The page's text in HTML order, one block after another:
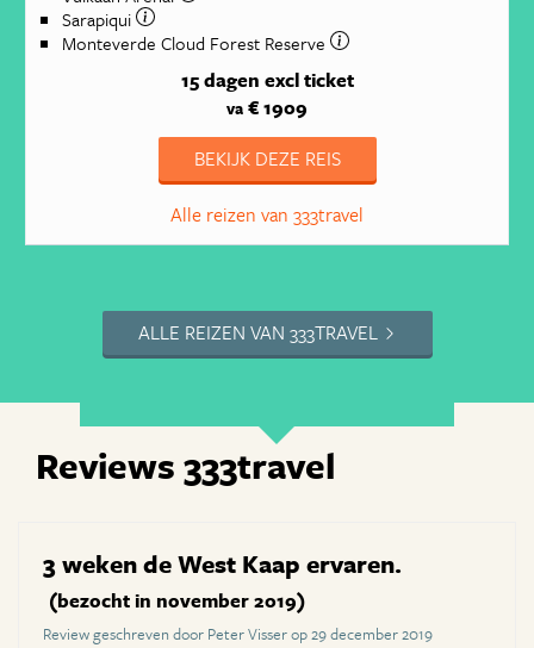
Sarapiqui
Monteverde Cloud Forest Reserve
15 dagen excl ticket
va € 1909
BEKIJK DEZE REIS
Alle reizen van 333travel
ALLE REIZEN VAN 333TRAVEL
Reviews 333travel
3 weken de West Kaap ervaren.
(bezocht in november 2019)
Review geschreven door Peter Visser op 29 december 2019